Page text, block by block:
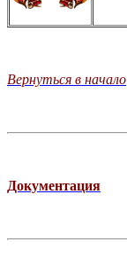
Вернуться в начало
Документация